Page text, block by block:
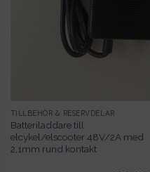
TILLBEHÖR & RESERVDELAR
Batteriladdare till
elcykel/elscooter 48V/2A med
2,1mm rund kontakt